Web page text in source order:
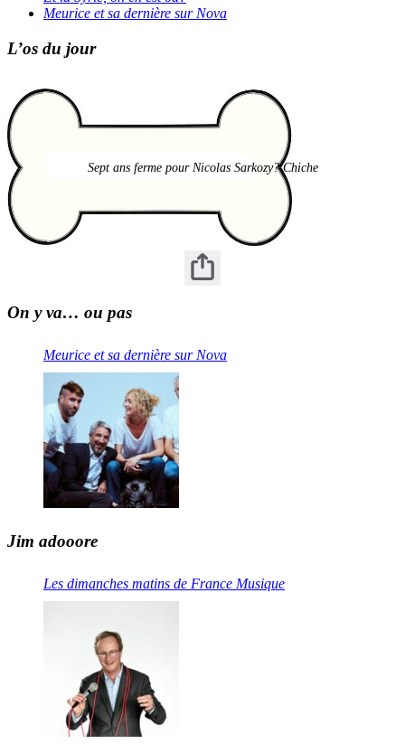
Meurice et sa dernière sur Nova
L’os du jour
Sept ans ferme pour Nicolas Sarkozy? Chiche
On y va… ou pas
Meurice et sa dernière sur Nova
Jim adooore
Les dimanches matins de France Musique